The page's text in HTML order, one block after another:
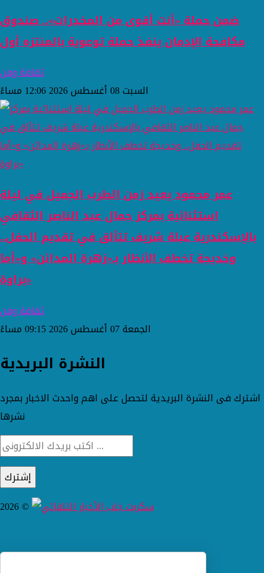
ضمن حملة «أنت أقوى من المخدرات».. صندوق
مكافحة الإدمان ينفذ حملة توعوية بالمنتزه أول
ثقافة وفن
السبت 08 أغسطس 2026 12:06 مساءً
عمر محمود يعيد زمن الطرب الجميل في ليلة
استثنائية بمركز جمال عبد الناصر الثقافي
بالإسكندرية عبلة شريف تتألق في تقديم الحفل..
وخديجة تخطف الأنظار بـ«زهرة المدائن» و«أما
براوة»
ثقافة وفن
الجمعة 07 أغسطس 2026 09:15 مساءً
النشرة البريدية
اشترك فى النشرة البريدية لتحصل على اهم واحدث الاخبار بمجرد
نشرها
2026 ©